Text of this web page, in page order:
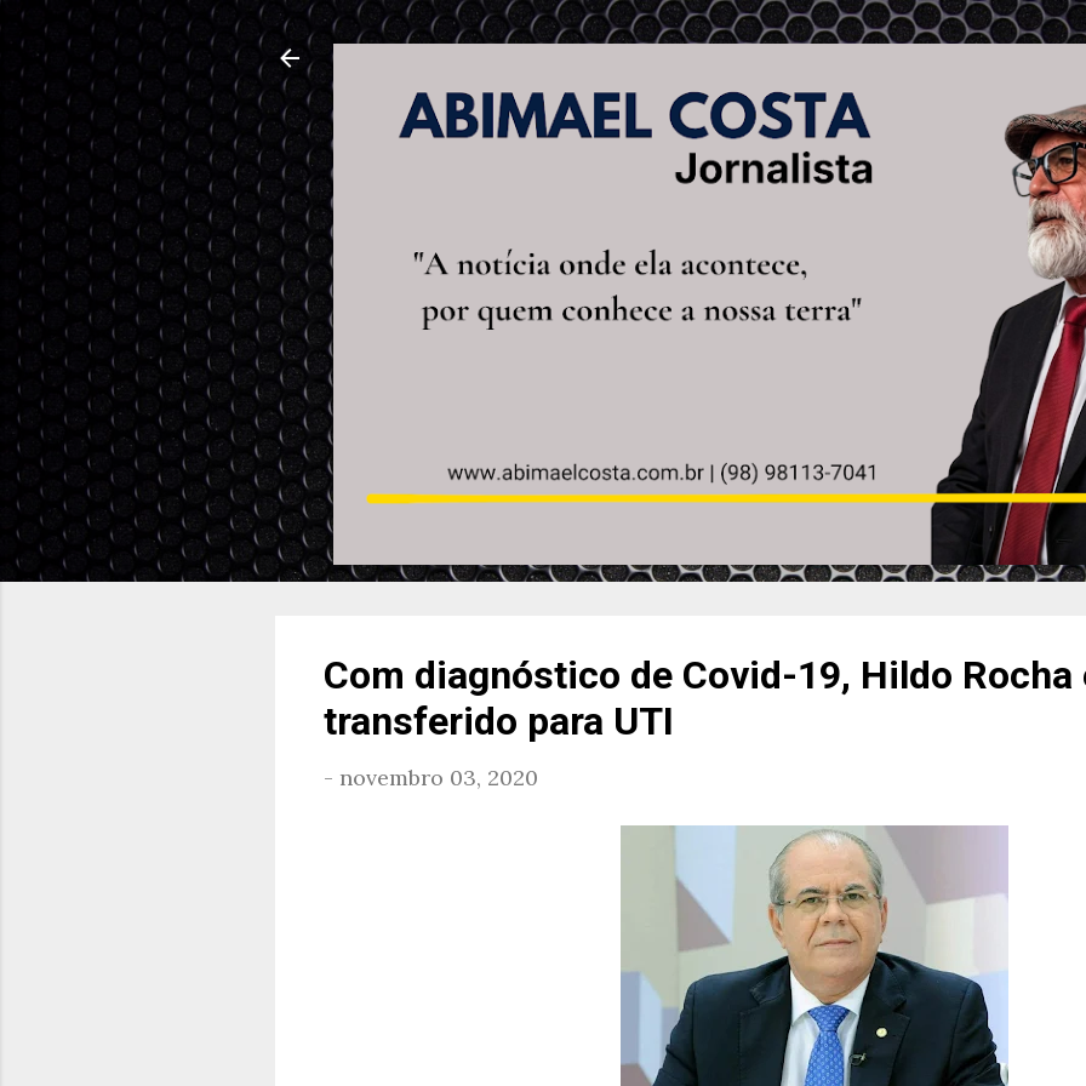
Pular para o conteúdo principal
Com diagnóstico de Covid-19, Hildo Rocha
transferido para UTI
- novembro 03, 2020